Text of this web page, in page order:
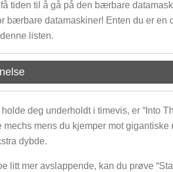
tiden til å gå på den bærbare
bærbare datamaskiner! Enten du er en
listen.
deg underholdt i timevis, er “Into
mechs mens du kjemper mot
dybde.
litt mer avslappende, kan du prøve